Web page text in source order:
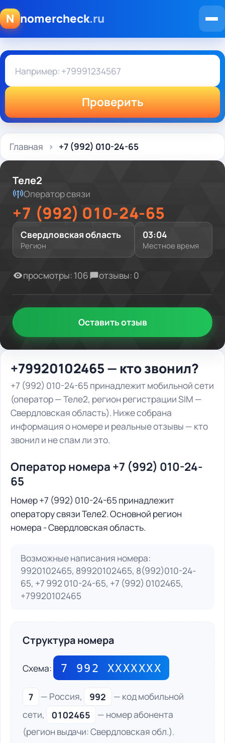
N nomercheck.ru
Проверить
Главная +7 (992) 010-24-65
просмотры: 106 отзывы: 0
Теле2
Оператор связи
+7 (992) 010-24-65
Свердловская область
Регион
03:04
Местное время
Оставить отзыв
+79920102465 — кто звонил?
+7 (992) 010-24-65 принадлежит мобильной сети
(оператор — Теле2, регион регистрации SIM —
Свердловская область). Ниже собрана
информация о номере и реальные отзывы — кто
звонил и не спам ли это.
Оператор номера +7 (992) 010-24-
65
Номер +7 (992) 010-24-65 принадлежит
оператору связи Теле2. Основной регион
номера - Свердловская область.
Возможные написания номера:
9920102465, 89920102465, 8(992)010-24-
65, +7 992 010-24-65, +7 (992) 0102465,
+79920102465
Структура номера
Схема: 7 992 ХХХХХХХ
7 — Россия, 992
— код мобильной
сети,
0102465
— номер абонента
(регион выдачи: Свердловская обл.).